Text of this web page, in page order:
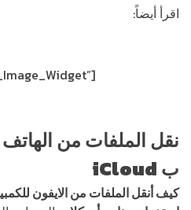
اقرأ أيضاً:
نقل الملفات من الهاتف
ب
كيف أنقل الملفات من الايفون